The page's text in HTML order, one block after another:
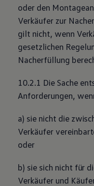
oder den
Verkäufer zur
gilt nicht, wenn
gesetzlichen
Nacherfüllung
10.2.1 Die Sache
Anforderungen,
a) sie nicht die
Verkäufer
oder
b) sie sich nicht für
Verkäufer und